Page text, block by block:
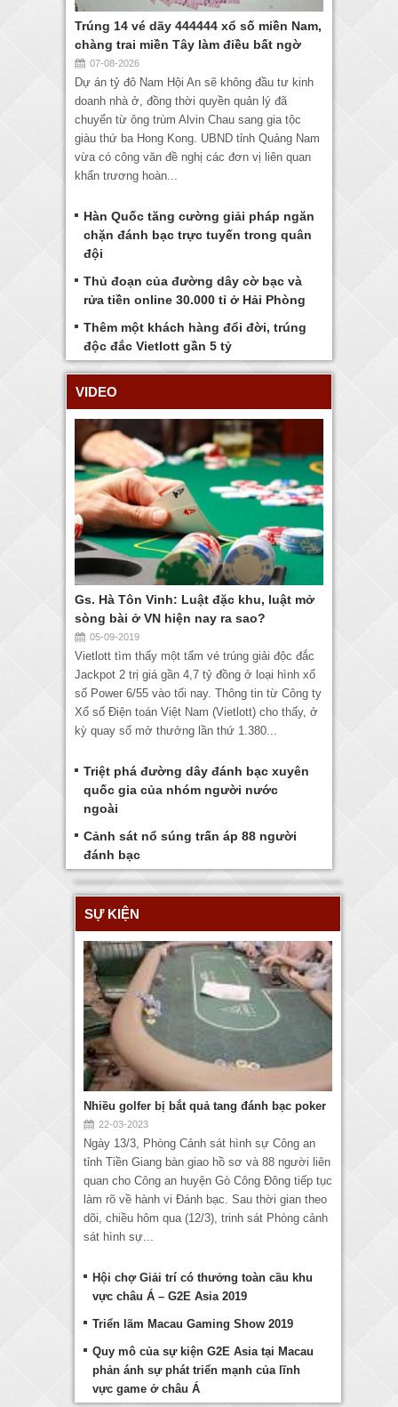
Trúng 14 vé dãy 444444 xổ số miền Nam,
chàng trai miền Tây làm điều bất ngờ
07-08-2026
Dự án tỷ đô Nam Hội An sẽ không đầu tư kinh
doanh nhà ở, đồng thời quyền quản lý đã
chuyển từ ông trùm Alvin Chau sang gia tộc
giàu thứ ba Hong Kong. UBND tỉnh Quảng Nam
vừa có công văn đề nghị các đơn vị liên quan
khẩn trương hoàn...
Hàn Quốc tăng cường giải pháp ngăn
chặn đánh bạc trực tuyến trong quân
đội
Thủ đoạn của đường dây cờ bạc và
rửa tiền online 30.000 tỉ ở Hải Phòng
Thêm một khách hàng đổi đời, trúng
độc đắc Vietlott gần 5 tỷ
VIDEO
Gs. Hà Tôn Vinh: Luật đặc khu, luật mở
sòng bài ở VN hiện nay ra sao?
05-09-2019
Vietlott tìm thấy một tấm vé trúng giải độc đắc
Jackpot 2 trị giá gần 4,7 tỷ đồng ở loại hình xổ
số Power 6/55 vào tối nay. Thông tin từ Công ty
Xổ số Điện toán Việt Nam (Vietlott) cho thấy, ở
kỳ quay số mở thưởng lần thứ 1.380...
Triệt phá đường dây đánh bạc xuyên
quốc gia của nhóm người nước
ngoài
Cảnh sát nổ súng trấn áp 88 người
đánh bạc
SỰ KIỆN
Nhiều golfer bị bắt quả tang đánh bạc poker
22-03-2023
Ngày 13/3, Phòng Cảnh sát hình sự Công an
tỉnh Tiền Giang bàn giao hồ sơ và 88 người liên
quan cho Công an huyện Gò Công Đông tiếp tục
làm rõ về hành vi Đánh bạc. Sau thời gian theo
dõi, chiều hôm qua (12/3), trinh sát Phòng cảnh
sát hình sự...
Hội chợ Giải trí có thưởng toàn cầu khu
vực châu Á – G2E Asia 2019
Triển lãm Macau Gaming Show 2019
Quy mô của sự kiện G2E Asia tại Macau
phản ánh sự phát triển mạnh của lĩnh
vực game ở châu Á